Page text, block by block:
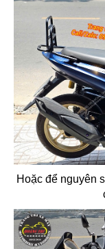
Hoặc để nguyên